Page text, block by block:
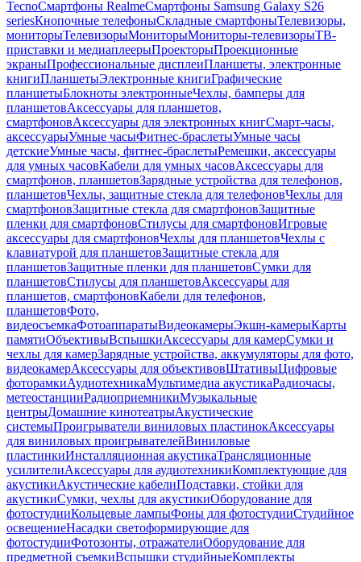
TecnoСмартфоны RealmeСмартфоны Samsung Galaxy S26
seriesКнопочные телефоныСкладные смартфоныТелевизоры,
мониторыТелевизорыМониторыМониторы-телевизорыТВ-
приставки и медиаплеерыПроекторыПроекционные
экраныПрофессиональные дисплеиПланшеты, электронные
книгиПланшетыЭлектронные книгиГрафические
планшетыБлокноты электронныеЧехлы, бамперы для
планшетовАксессуары для планшетов,
смартфоновАксессуары для электронных книгСмарт-часы,
аксессуарыУмные часыФитнес-браслетыУмные часы
детскиеУмные часы, фитнес-браслетыРемешки, аксессуары
для умных часовКабели для умных часовАксессуары для
смартфонов, планшетовЗарядные устройства для телефонов,
планшетовЧехлы, защитные стекла для телефоновЧехлы для
смартфоновЗащитные стекла для смартфоновЗащитные
пленки для смартфоновСтилусы для смартфоновИгровые
аксессуары для смартфоновЧехлы для планшетовЧехлы с
клавиатурой для планшетовЗащитные стекла для
планшетовЗащитные пленки для планшетовСумки для
планшетовСтилусы для планшетовАксессуары для
планшетов, смартфоновКабели для телефонов,
планшетовФото,
видеосъемкаФотоаппаратыВидеокамерыЭкшн-камерыКарты
памятиОбъективыВспышкиАксессуары для камерСумки и
чехлы для камерЗарядные устройства, аккумуляторы для фото,
видеокамерАксессуары для объективовШтативыЦифровые
фоторамкиАудиотехникаМультимедиа акустикаРадиочасы,
метеостанцииРадиоприемникиМузыкальные
центрыДомашние кинотеатрыАкустические
системыПроигрыватели виниловых пластинокАксессуары
для виниловых проигрывателейВиниловые
пластинкиИнсталляционная акустикаТрансляционные
усилителиАксессуары для аудиотехникиКомплектующие для
акустикиАкустические кабелиПодставки, стойки для
акустикиСумки, чехлы для акустикиОборудование для
фотостудииКольцевые лампыФоны для фотостудииСтудийное
освещениеНасадки светоформирующие для
фотостудииФотозонты, отражателиОборудование для
предметной съемкиВспышки студийныеКомплекты